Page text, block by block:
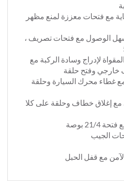
مع فتحات معززة لمنع مظهر
سهل الوصول مع فتحات تصريف ،
لإدراج وسادة الركبة مع
وفتح حلقة
مع غطاء محرك السيارة وحلقة
مع إغلاق خطاف وحلقة على كلا